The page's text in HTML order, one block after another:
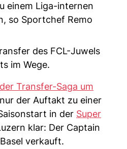
einem Liga-internen
so Sportchef Remo
des FCL-Juwels
im Wege.
der Transfer-Saga um
der Auftakt zu einer
in der Super
klar: Der Captain
verkauft.